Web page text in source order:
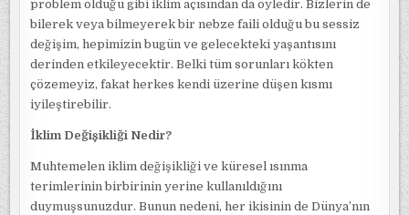
problem olduğu gibi iklim açısından da öyledir. Bizlerin de
bilerek veya bilmeyerek bir nebze faili olduğu bu sessiz
değişim, hepimizin bugün ve gelecekteki yaşantısını
derinden etkileyecektir. Belki tüm sorunları kökten
çözemeyiz, fakat herkes kendi üzerine düşen kısmı
iyileştirebilir.
İklim Değişikliği Nedir?
Muhtemelen iklim değişikliği ve küresel ısınma
terimlerinin birbirinin yerine kullanıldığını
duymuşsunuzdur. Bunun nedeni, her ikisinin de Dünya’nın